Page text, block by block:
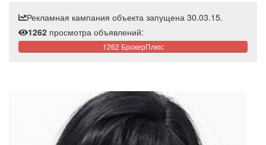
Рекламная кампания объекта запущена 30.03.15.
1262 просмотра объявлений:
1262 БрокерПлюс